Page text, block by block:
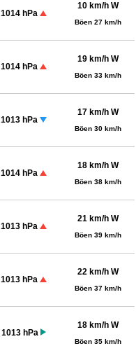
1014 hPa
10 km/h W
Böen 27 km/h
1014 hPa
19 km/h W
Böen 33 km/h
1013 hPa
17 km/h W
Böen 30 km/h
1014 hPa
18 km/h W
Böen 38 km/h
1013 hPa
21 km/h W
Böen 39 km/h
1013 hPa
22 km/h W
Böen 37 km/h
1013 hPa
18 km/h W
Böen 35 km/h